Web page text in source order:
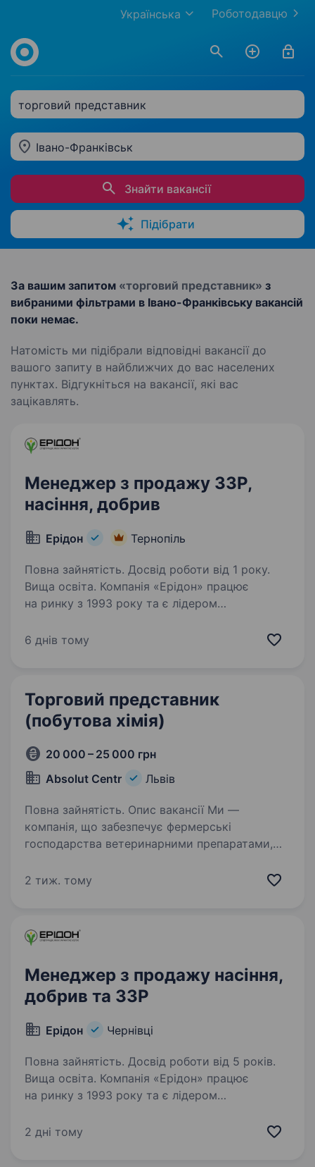
Роботодавцю
Українська
торговий представник
Івано-Франківськ
Знайти вакансії
Підібрати
За вашим запитом «торговий представник» з
вибраними фільтрами в Івано-Франківську вакансій
поки немає.
Натомість ми підібрали відповідні вакансії до
вашого запиту в найближчих до вас населених
пунктах. Відгукніться на вакансії, які вас
зацікавлять.
Менеджер з продажу ЗЗР,
насіння, добрив
Ерідон Тернопіль
Повна зайнятість. Досвід роботи від 1 року.
Вища освіта. Компанія «Ерідон» працює
на ринку з 1993 року та є лідером
сільськогосподарських підприємств України.
6 днів тому
Торговий представник
(побутова хімія)
20 000 – 25 000 грн
Absolut Centr
Львів
Повна зайнятість. Опис вакансії Ми —
компанія, що забезпечує фермерські
господарства ветеринарними препаратами,
дезінфекції. У зв’язку з розширенням шукаємо
2 тиж. тому
Менеджер з продажу насіння,
добрив та ЗЗР
Ерідон Чернівці
Повна зайнятість. Досвід роботи від 5 років.
Вища освіта. Компанія «Ерідон» працює
на ринку з 1993 року та є лідером
сільськогосподарських підприємств України.
2 дні тому